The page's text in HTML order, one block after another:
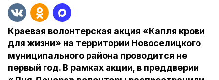
Краевая волонтерская акция «Капля крови
для жизни» на территории Новоселицкого
муниципального района проводится не
первый год. В рамках акции, в преддверии